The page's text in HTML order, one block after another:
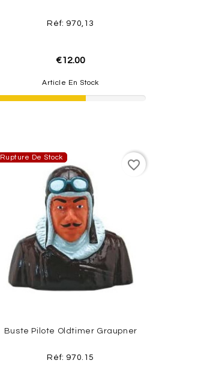
Réf: 970,13
€12.00
Article En Stock
Rupture De Stock
Buste Pilote Oldtimer Graupner
Réf: 970.15
favorite_border